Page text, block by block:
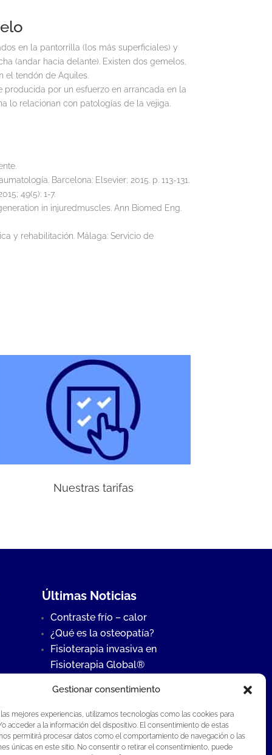
Gestionar consentimiento
mejores experiencias, utilizamos tecnologías como las cookies para
acceder a la información del dispositivo. El consentimiento de estas
permitirá procesar datos como el comportamiento de navegación o las
únicas en este sitio. No consentir o retirar el consentimiento, puede
en la pantorrilla (los más superficiales) y
(andar hacia delante). Existen dos gemelos,
el tendón de Aquiles.
por un esfuerzo en arrancada en la
lo relacionan con patologías de la vejiga.
Barcelona: Elsevier; 2015. p. 113-131.
49(5): 1-7.
in injuredmuscles. Ann Biomed Eng.
y rehabilitación. Málaga: Servicio de
Nuestras tarifas
Últimas Noticias
Contraste frío – calor
¿Qué es la osteopatía?
Fisioterapia invasiva en
Fisioterapia Global®